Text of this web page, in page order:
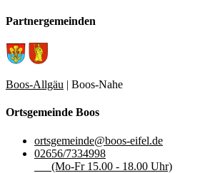
Partnergemeinden
Boos-Allgäu | Boos-Nahe
Ortsgemeinde Boos
ortsgemeinde@boos-eifel.de
02656/7334998
(Mo-Fr 15.00 - 18.00 Uhr)